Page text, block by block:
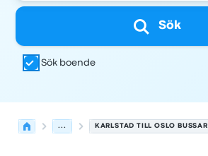
Sök
Sök boende
... KARLSTAD TILL OSLO BUSSAR